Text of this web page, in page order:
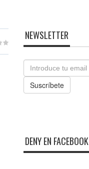
NEWSLETTER
Email
Suscríbete
DENY EN FACEBOOK